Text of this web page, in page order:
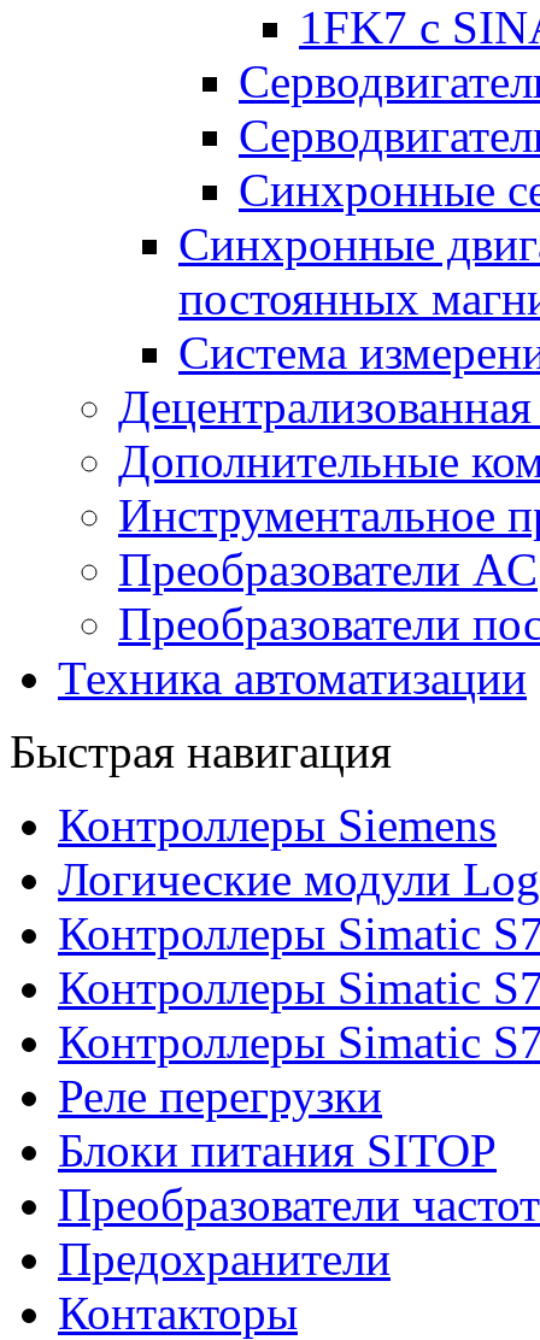
1FK7 с
Синхронные
Синхронные
постоянных
Система
Дополнительные
Инструментальное
Преобразователи AC
Преобразователи
Техника автоматизации
Быстрая навигация
Контроллеры Siemens
Логические модули
Контроллеры Simatic
Контроллеры Simatic
Контроллеры Simatic
Реле перегрузки
Блоки питания SITOP
Преобразователи
Предохранители
Контакторы